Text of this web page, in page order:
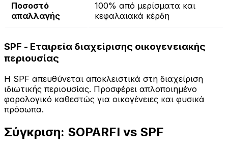
Ποσοστό
απαλλαγής
100% από μερίσματα και
κεφαλαιακά κέρδη
SPF - Εταιρεία διαχείρισης οικογενειακής
περιουσίας
Η SPF απευθύνεται αποκλειστικά στη διαχείριση
ιδιωτικής περιουσίας. Προσφέρει απλοποιημένο
φορολογικό καθεστώς για οικογένειες και φυσικά
πρόσωπα.
Σύγκριση: SOPARFI vs SPF